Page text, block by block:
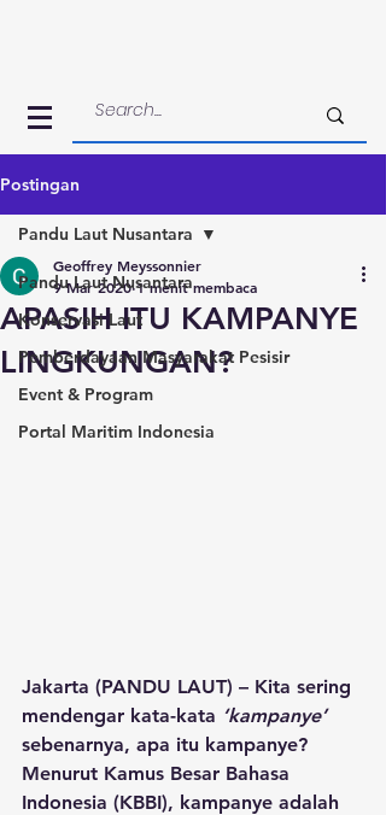
Postingan
Pandu Laut Nusantara
Konservasi Laut
Pemberdayaan Masyarakat Pesisir
Event & Program
Portal Maritim Indonesia
Pandu Laut Nusantara
APASIH ITU KAMPANYE
LINGKUNGAN?
Geoffrey Meyssonnier
9 Mar 2020 1 menit membaca
Jakarta (PANDU LAUT) – Kita sering
mendengar kata-kata ‘kampanye’
sebenarnya, apa itu kampanye?
Menurut Kamus Besar Bahasa
Indonesia (KBBI), kampanye adalah